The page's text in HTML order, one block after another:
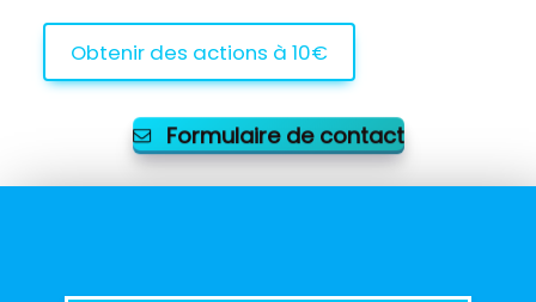
Obtenir des actions à 10€
Formulaire de contact